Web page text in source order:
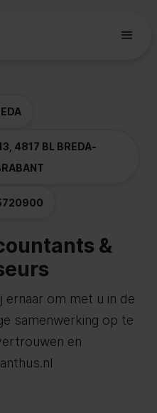
4817 BL BREDA-
&
ernaar om met u in de
samenwerking op te
en